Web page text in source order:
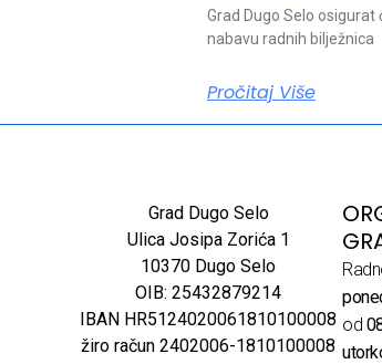
Grad Dugo Selo osigurat
nabavu radnih bilježnica
Pročitaj Više
Grad Dugo Selo
Ulica Josipa Zorića 1
10370 Dugo Selo
OIB: 25432879214
IBAN HR5124020061810100008
žiro račun 2402006-1810100008
od